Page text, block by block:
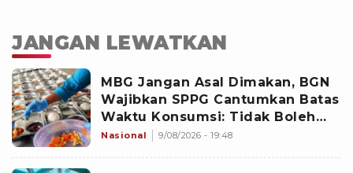
JANGAN LEWATKAN
MBG Jangan Asal Dimakan, BGN
Wajibkan SPPG Cantumkan Batas
Waktu Konsumsi: Tidak Boleh
Melebihi Batas Jam
Nasional 9/08/2026 - 19:48